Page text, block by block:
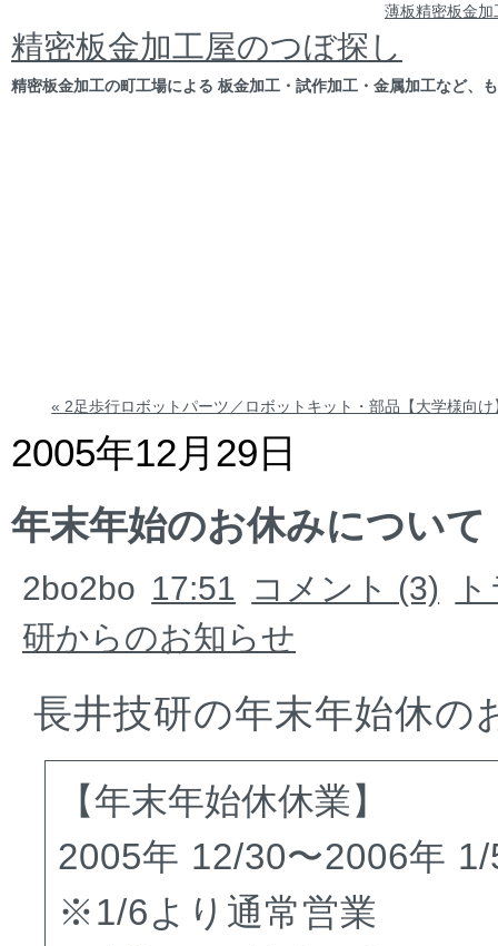
薄板精密板金加
精密板金加工屋のつぼ探し
精密板金加工の町工場による 板金加工・試作加工・金属加工など、
« 2足歩行ロボットパーツ／ロボットキット・部品【大学様向け
2005年12月29日
年末年始のお休みについて
2bo2bo 17:51 コメント (3)
研からのお知らせ
長井技研の年末年始休の
【年末年始休休業】
2005年 12/30〜2006年
※1/6より通常営業